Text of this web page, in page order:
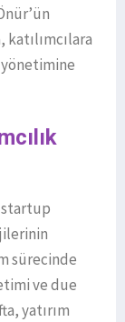
startup
sürecinde
ve due
yatırım